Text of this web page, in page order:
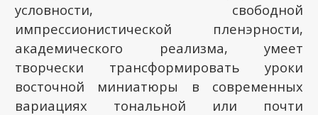
условности, свободной
импрессионистической пленэрности,
академического реализма, умеет
творчески трансформировать уроки
восточной миниатюры в современных
вариациях тональной или почти